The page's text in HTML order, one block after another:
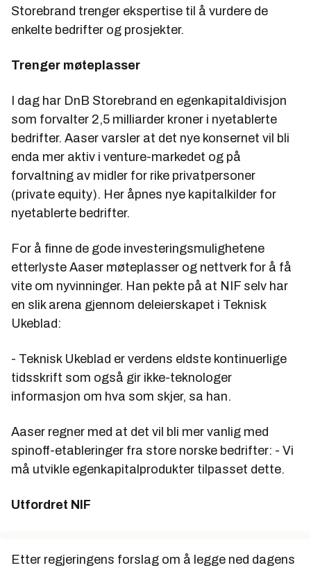
Storebrand trenger ekspertise til å vurdere de
enkelte bedrifter og prosjekter.
Trenger møteplasser
I dag har DnB Storebrand en egenkapitaldivisjon
som forvalter 2,5 milliarder kroner i nyetablerte
bedrifter. Aaser varsler at det nye konsernet vil bli
enda mer aktiv i venture-markedet og på
forvaltning av midler for rike privatpersoner
(private equity). Her åpnes nye kapitalkilder for
nyetablerte bedrifter.
For å finne de gode investeringsmulighetene
etterlyste Aaser møteplasser og nettverk for å få
vite om nyvinninger. Han pekte på at NIF selv har
en slik arena gjennom deleierskapet i Teknisk
Ukeblad:
- Teknisk Ukeblad er verdens eldste kontinuerlige
tidsskrift som også gir ikke-teknologer
informasjon om hva som skjer, sa han.
Aaser regner med at det vil bli mer vanlig med
spinoff-etableringer fra store norske bedrifter: - Vi
må utvikle egenkapitalprodukter tilpasset dette.
Utfordret NIF
Etter regjeringens forslag om å legge ned dagens